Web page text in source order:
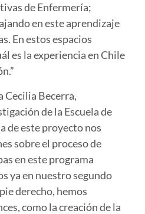
de Enfermería;
en este aprendizaje
En estos espacios
es la experiencia en Chile
Cecilia Becerra,
de la Escuela de
de este proyecto nos
sobre el proceso de
en este programa
ya en nuestro segundo
derecho, hemos
como la creación de la